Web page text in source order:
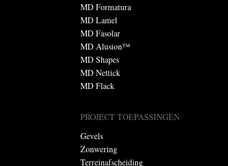
MD Formatura
MD Lamel
MD Fasolar
MD Alusion™
MD Shapes
MD Nettick
MD Flack
PROJECT TOEPASSINGEN
Gevels
Zonwering
Terreinafscheiding